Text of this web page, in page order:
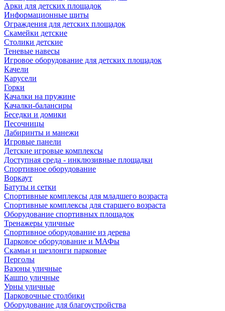
Арки для детских площадок
Информационные щиты
Ограждения для детских площадок
Скамейки детские
Столики детские
Теневые навесы
Игровое оборудование для детских площадок
Качели
Карусели
Горки
Качалки на пружине
Качалки-балансиры
Беседки и домики
Песочницы
Лабиринты и манежи
Игровые панели
Детские игровые комплексы
Доступная среда - инклюзивные площадки
Спортивное оборудование
Воркаут
Батуты и сетки
Спортивные комплексы для младшего возраста
Спортивные комплексы для старшего возраста
Оборудование спортивных площадок
Тренажеры уличные
Спортивное оборудование из дерева
Парковое оборудование и МАФы
Скамьи и шезлонги парковые
Перголы
Вазоны уличные
Кашпо уличные
Урны уличные
Парковочные столбики
Оборудование для благоустройства